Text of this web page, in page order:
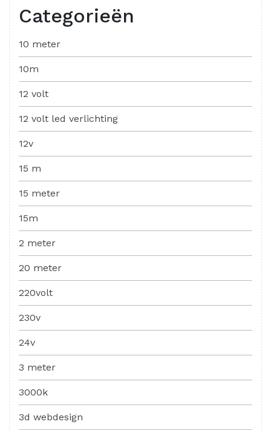
Categorieën
10 meter
10m
12 volt
12 volt led verlichting
12v
15 m
15 meter
15m
2 meter
20 meter
220volt
230v
24v
3 meter
3000k
3d webdesign